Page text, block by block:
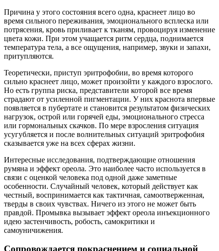
Причина у этого состояния всего одна, краснеет лицо во
время сильного переживания, эмоционального всплеска или
потрясения, кровь приливает к тканям, провоцируя изменение
цвета кожи. При этом учащается ритм сердца, поднимается
температура тела, а все ощущения, например, звуки и запахи,
притупляются.
Теоретически, приступ эритрофобии, во время которого
сильно краснеет лицо, может произойти у каждого взрослого.
Но есть группа риска, представители которой все время
страдают от усиленной пигментации. У них краснота впервые
появляется в пубертате и становится результатом физических
нагрузок, острой или горячей еды, эмоционального стресса
или гормональных скачков. По мере взросления ситуация
усугубляется и после волнительных ситуаций эритрофобия
сказывается уже на всех сферах жизни.
Интересные исследования, подтверждающие отношения
румяна и эффект ореола. Это наиболее часто используется в
связи с оценкой человека под одной даже заметные
особенности. Случайный человек, который действует как
честный, воспринимается как тактичная, самоотверженная,
тверды в своих чувствах. Ничего из этого не может быть
правдой. Промывка вызывает эффект ореола инъекционного
идею застенчивость, робость, самокритики и
самоуничижения.
Сопровождается покраснением и социальной